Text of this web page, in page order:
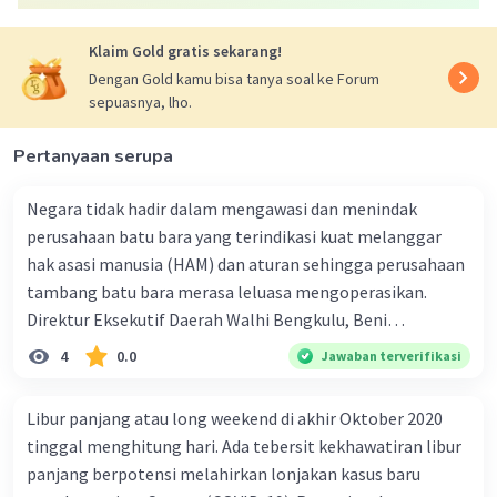
Klaim Gold gratis sekarang!
Dengan Gold kamu bisa tanya soal ke Forum
sepuasnya, lho.
Pertanyaan serupa
Negara tidak hadir dalam mengawasi dan menindak
perusahaan batu bara yang terindikasi kuat melanggar
hak asasi manusia (HAM) dan aturan sehingga perusahaan
tambang batu bara merasa leluasa mengoperasikan.
Direktur Eksekutif Daerah Walhi Bengkulu, Beni
Ardiansyah mengemukakan hal tersebut kepada
Mongabay Indonesia. "Kami (Walhi Bengkulu) akan
melalui jalur hukum. lni sangat perlu dilakukan. Tidak
terlihat itikad pemerintah daerah untuk menghormati,
melindungi termasuk memulihkan hak asasi manusia,
4 0.0 Jawaban terverifikasi
Libur panjang atau long weekend di akhir Oktober 2020
tinggal menghitung hari. Ada tebersit kekhawatiran libur
panjang berpotensi melahirkan lonjakan kasus baru